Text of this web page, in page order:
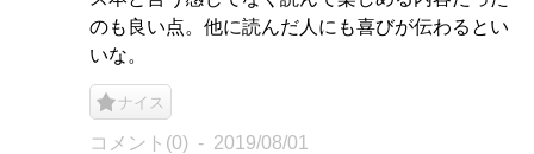
のも良い点。他に読んだ人にも喜びが伝わるとい
いな。
ナイス
コメント(0) 2019/08/01